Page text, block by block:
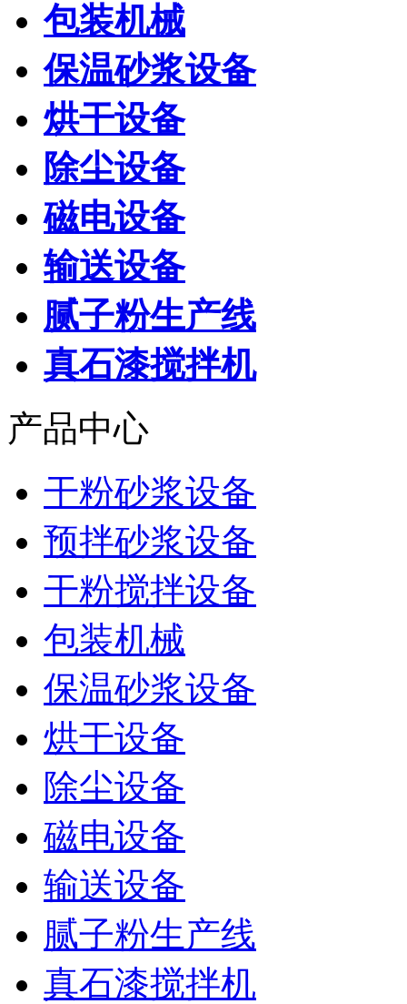
包装机械
保温砂浆设备
烘干设备
除尘设备
磁电设备
输送设备
腻子粉生产线
真石漆搅拌机
产品中心
干粉砂浆设备
预拌砂浆设备
干粉搅拌设备
包装机械
保温砂浆设备
烘干设备
除尘设备
磁电设备
输送设备
腻子粉生产线
真石漆搅拌机